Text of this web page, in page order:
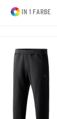
IN 1 FARBE